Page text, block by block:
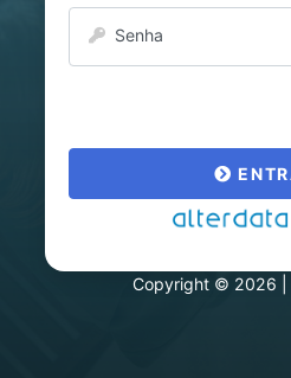
Senha
Copyright © 2026 |